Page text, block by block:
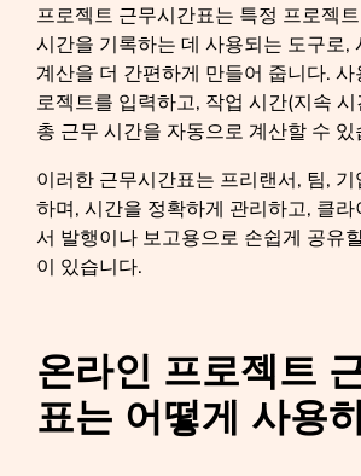
프로젝트 근무시간표는 특정 프로젝
시간을 기록하는 데 사용되는 도구로,
계산을 더 간편하게 만들어 줍니다.
로젝트를 입력하고, 작업 시간(지속
총 근무 시간을 자동으로 계산할 수 있
이러한 근무시간표는 프리랜서, 팀,
하며, 시간을 정확하게 관리하고, 클
서 발행이나 보고용으로 손쉽게 공유
이 있습니다.
온라인 프로젝트
표는 어떻게 사용